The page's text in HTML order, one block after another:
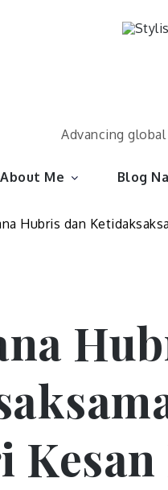
Advancing
About Me Blog